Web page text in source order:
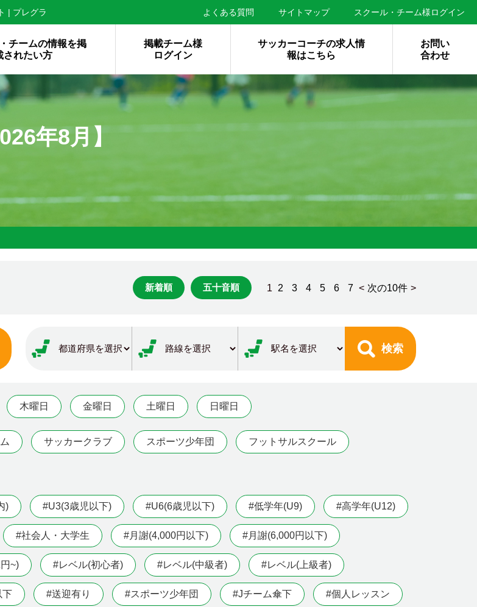
| プレグラ よくある質問 サイトマップ スクール・チーム様ログイン
チームの情報を掲
されたい方
掲載チーム様
ログイン
サッカーコーチの求人情
報はこちら
お問い
合わせ
年8月】
新着順 五十音順 1 2 3 4 5 6 7 < 次の10件 >
検索
木曜日 金曜日 土曜日 日曜日
サッカークラブ スポーツ少年団 フットサルスクール
) #U3(3歳児以下) #U6(6歳児以下) #低学年(U9) #高学年(U12)
#社会人・大学生 #月謝(4,000円以下) #月謝(6,000円以下)
~) #レベル(初心者) #レベル(中級者) #レベル(上級者)
下 #送迎有り #スポーツ少年団 #Jチーム傘下 #個人レッスン